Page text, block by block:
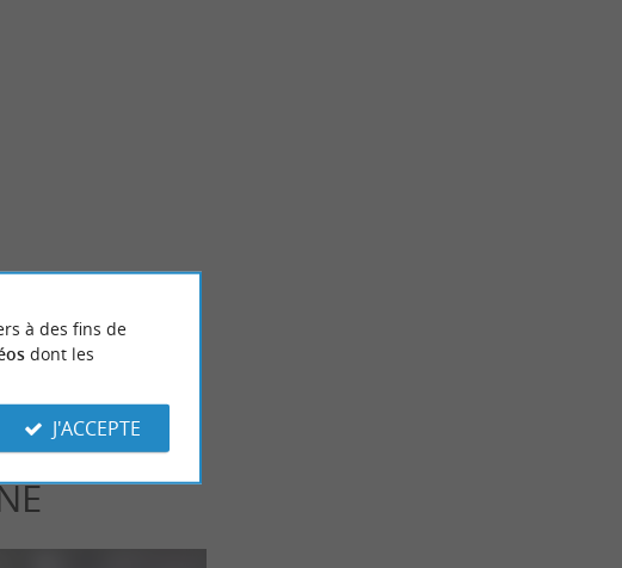
à des fins de
dont les
J'ACCEPTE